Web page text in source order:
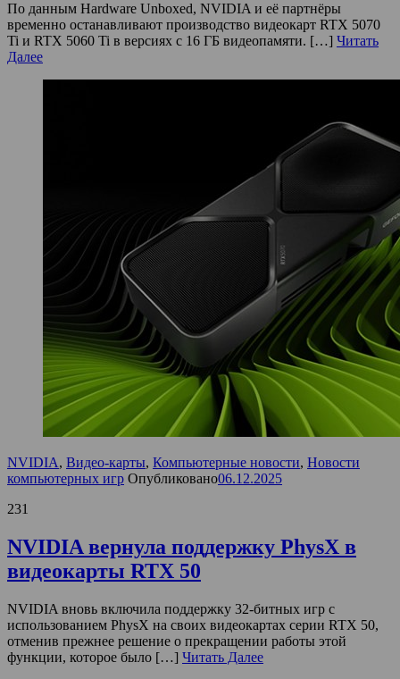
По данным Hardware Unboxed, NVIDIA и её партнёры
временно останавливают производство видеокарт RTX 5070
Ti и RTX 5060 Ti в версиях с 16 ГБ видеопамяти. […] Читать
Далее
NVIDIA, Видео-карты, Компьютерные новости, Новости
компьютерных игр Опубликовано06.12.2025
231
NVIDIA вернула поддержку PhysX в
видеокарты RTX 50
NVIDIA вновь включила поддержку 32-битных игр с
использованием PhysX на своих видеокартах серии RTX 50,
отменив прежнее решение о прекращении работы этой
функции, которое было […] Читать Далее